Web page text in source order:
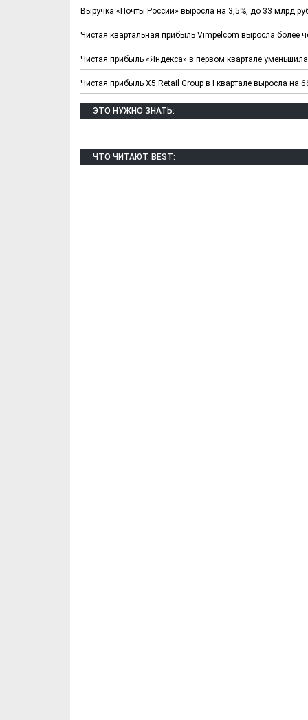
Выручка «Почты России» выросла на 3,5%, до 33 млрд
Чистая квартальная прибыль Vimpelcom выросла более
Чистая прибыль «Яндекса» в первом квартале
Чистая прибыль Х5 Retail Group в I квартале выросла на
ЭТО НУЖНО ЗНАТЬ:
ЧТО ЧИТАЮТ. BEST: